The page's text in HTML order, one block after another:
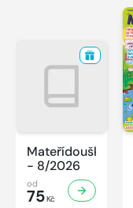
Mateřídouška
- 8/2026
od
75Kč